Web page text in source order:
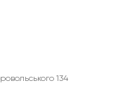
134